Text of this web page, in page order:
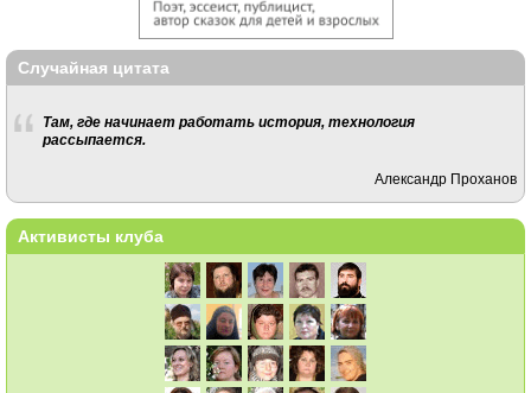
Случайная цитата
Там, где начинает работать история, технология
рассыпается.
Александр Проханов
Активисты клуба